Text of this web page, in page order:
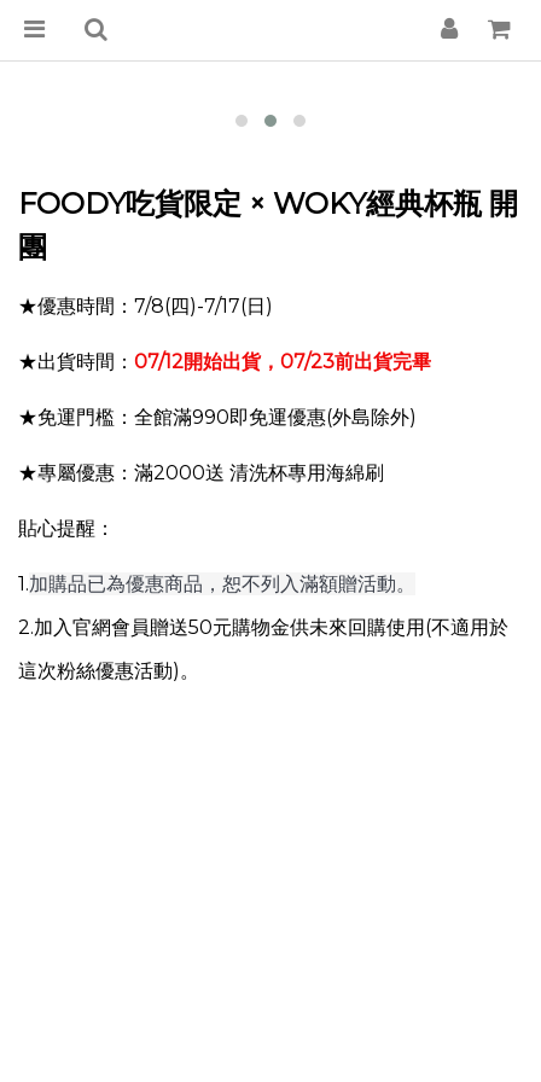
FOODY吃貨限定 × WOKY經典杯瓶 開
團
★優惠時間：7/8(四)-7/17(日)
★出貨時間： 07/12開始出貨，07/23前出貨完畢
★免運門檻：全館滿990即免運優惠(外島除外)
★專屬優惠： 滿2000送 清洗杯專用海綿刷
貼心提醒：
1.加購品已為優惠商品，恕不列入滿額贈活動。
2.加入官網會員贈送50元購物金供未來回購使用(不適用於
這次粉絲優惠活動)。